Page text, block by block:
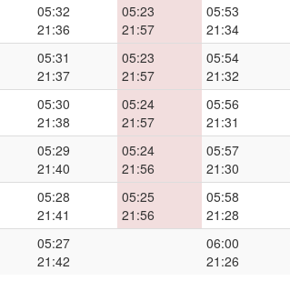
05:32
21:36
05:23
21:57
05:53
21:34
05:31
21:37
05:23
21:57
05:54
21:32
05:30
21:38
05:24
21:57
05:56
21:31
05:29
21:40
05:24
21:56
05:57
21:30
05:28
21:41
05:25
21:56
05:58
21:28
05:27
21:42
06:00
21:26